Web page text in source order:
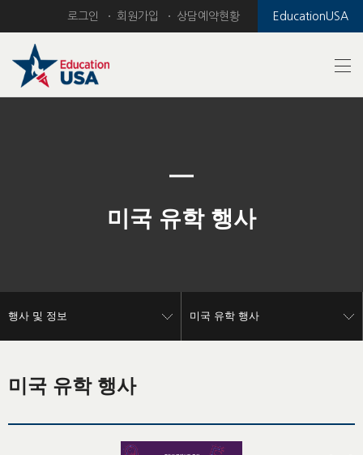
EducationUSA
로그인 회원가입 상담예약현황
미국 유학 행사
행사 및 정보 미국 유학 행사
미국 유학 행사